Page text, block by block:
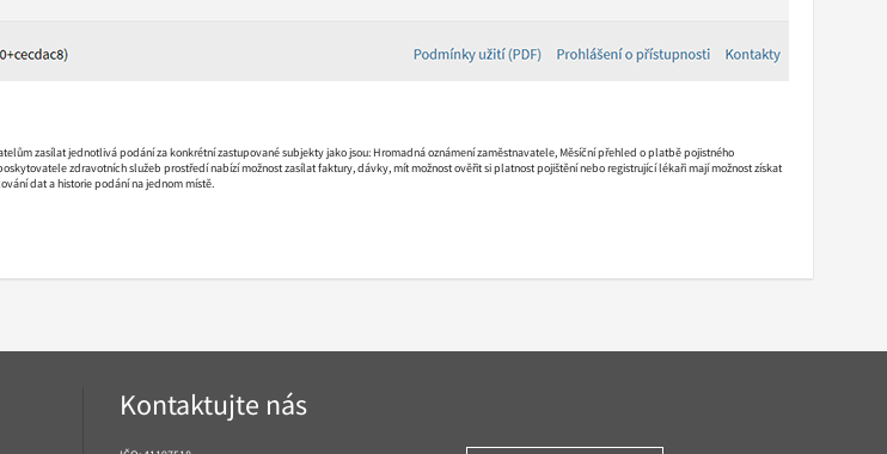
zasílat jednotlivá podání za konkrétní zastupované subjekty jako jsou: Hromadná oznámení zaměstnavatele, Měsíční přehled o platbě pojistného
zdravotních služeb prostředí nabízí možnost zasílat faktury, dávky, mít možnost ověřit si platnost pojištění nebo registrující lékaři mají možnost získat
dat a historie podání na jednom místě.
Kontaktujte nás